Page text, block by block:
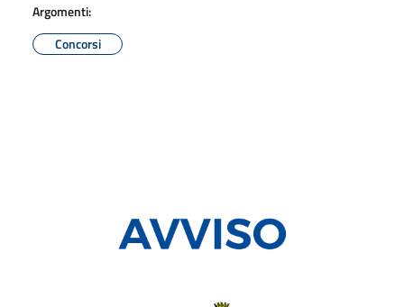
Argomenti:
Concorsi